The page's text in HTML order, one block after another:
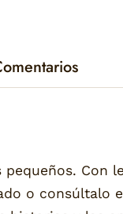
Con
o consúltalo